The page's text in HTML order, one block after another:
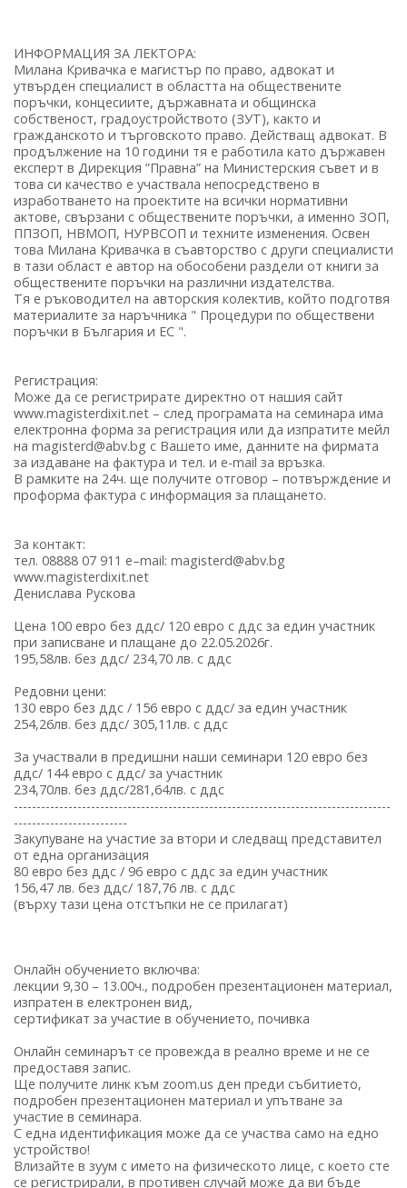
ИНФОРМАЦИЯ ЗА ЛЕКТОРА:
Милана Кривачка е магистър по право, адвокат и
утвърден специалист в областта на обществените
поръчки, концесиите, държавната и общинска
собственост, градоустройството (ЗУТ), както и
гражданското и търговското право. Действащ адвокат. В
продължение на 10 години тя е работила като държавен
експерт в Дирекция ”Правна” на Министерския съвет и в
това си качество е участвала непосредствено в
изработването на проектите на всички нормативни
актове, свързани с обществените поръчки, а именно ЗОП,
ППЗОП, НВМОП, НУРВСОП и техните изменения. Освен
това Милана Кривачка в съавторство с други специалисти
в тази област е автор на обособени раздели от книги за
обществените поръчки на различни издателства.
Тя е ръководител на авторския колектив, който подготвя
материалите за наръчника " Процедури по обществени
поръчки в България и ЕС ".
Регистрация:
Може да се регистрирате директно от нашия сайт
www.magisterdixit.net – след програмата на семинара има
електронна форма за регистрация или да изпратите мейл
на magisterd@abv.bg с Вашето име, данните на фирмата
за издаване на фактура и тел. и e-mail за връзка.
В рамките на 24ч. ще получите отговор – потвърждение и
проформа фактура с информация за плащането.
За контакт:
тел. 08888 07 911 е–mail: magisterd@abv.bg
www.magisterdixit.net
Денислава Рускова
Цена 100 евро без ддс/ 120 евро с ддс за един участник
при записване и плащане до 22.05.2026г.
195,58лв. без ддс/ 234,70 лв. с ддс
Редовни цени:
130 евро без ддс / 156 евро с ддс/ за един участник
254,26лв. без ддс/ 305,11лв. с ддс
За участвали в предишни наши семинари 120 евро без
ддс/ 144 евро с ддс/ за участник
234,70лв. без ддс/281,64лв. с ддс
-----------------------------------------------------------------------------------
-------------------------
Закупуване на участие за втори и следващ представител
от една организация
80 евро без ддс / 96 евро с ддс за един участник
156,47 лв. без ддс/ 187,76 лв. с ддс
(върху тази цена отстъпки не се прилагат)
Онлайн обучението включва:
лекции 9,30 – 13.00ч., подробен презентационен материал,
изпратен в електронен вид,
сертификат за участие в обучението, почивка
Онлайн семинарът се провежда в реално време и не се
предоставя запис.
Ще получите линк към zoom.us ден преди събитието,
подробен презентационен материал и упътване за
участие в семинара.
С една идентификация може да се участва само на едно
устройство!
Влизайте в зуум с името на физическото лице, с което сте
се регистрирали, в противен случай може да ви бъде